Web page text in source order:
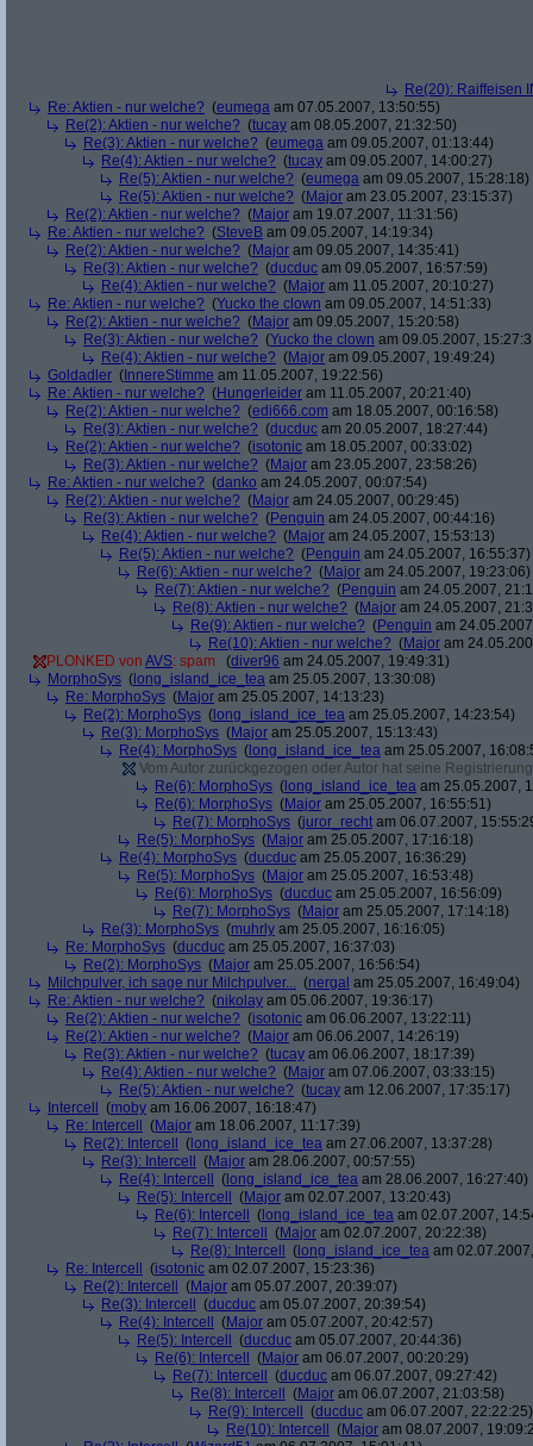
Re(20): Raiffeisen
Re: Aktien - nur welche? (eumega am 07.05.2007, 13:50:55)
Re(2): Aktien - nur welche? (tucay am 08.05.2007, 21:32:50)
Re(3): Aktien - nur welche? (eumega am 09.05.2007, 01:13:44)
Re(4): Aktien - nur welche? (tucay am 09.05.2007, 14:00:27)
Re(5): Aktien - nur welche? (eumega am 09.05.2007, 15:28:18)
Re(5): Aktien - nur welche? (Major am 23.05.2007, 23:15:37)
Re(2): Aktien - nur welche? (Major am 19.07.2007, 11:31:56)
Re: Aktien - nur welche? (SteveB am 09.05.2007, 14:19:34)
Re(2): Aktien - nur welche? (Major am 09.05.2007, 14:35:41)
Re(3): Aktien - nur welche? (ducduc am 09.05.2007, 16:57:59)
Re(4): Aktien - nur welche? (Major am 11.05.2007, 20:10:27)
Re: Aktien - nur welche? (Yucko the clown am 09.05.2007, 14:51:33)
Re(2): Aktien - nur welche? (Major am 09.05.2007, 15:20:58)
Re(3): Aktien - nur welche? (Yucko the clown am 09.05.2007,
Re(4): Aktien - nur welche? (Major am 09.05.2007, 19:49:24)
Goldadler ( InnereStimme am 11.05.2007, 19:22:56)
Re: Aktien - nur welche? (Hungerleider am 11.05.2007, 20:21:40)
Re(2): Aktien - nur welche? (edi666.com am 18.05.2007, 00:16:58)
Re(3): Aktien - nur welche? (ducduc am 20.05.2007, 18:27:44)
Re(2): Aktien - nur welche? (isotonic am 18.05.2007, 00:33:02)
Re(3): Aktien - nur welche? (Major am 23.05.2007, 23:58:26)
Re: Aktien - nur welche? (danko am 24.05.2007, 00:07:54)
Re(2): Aktien - nur welche? (Major am 24.05.2007, 00:29:45)
Re(3): Aktien - nur welche? (Penguin am 24.05.2007, 00:44:16)
Re(4): Aktien - nur welche? (Major am 24.05.2007, 15:53:13)
Re(5): Aktien - nur welche? (Penguin am 24.05.2007, 16:55:37)
Re(6): Aktien - nur welche? (Major am 24.05.2007, 19:23:06)
Re(7): Aktien - nur welche? (Penguin am 24.05.2007,
Re(8): Aktien - nur welche? (Major am 24.05.2007,
Re(9): Aktien - nur welche? (Penguin am
Re(10): Aktien - nur welche? (Major am
PLONKED von AVS: spam (diver96 am 24.05.2007, 19:49:31)
MorphoSys ( long_island_ice_tea am 25.05.2007, 13:30:08)
Re: MorphoSys (Major am 25.05.2007, 14:13:23)
Re(2): MorphoSys ( long_island_ice_tea am 25.05.2007, 14:23:54)
Re(3): MorphoSys (Major am 25.05.2007, 15:13:43)
Re(4): MorphoSys ( long_island_ice_tea am 25.05.2007,
Vom Autor zurückgezogen oder Autor hat seine
Re(6): MorphoSys ( long_island_ice_tea am 25.05.2007,
Re(6): MorphoSys (Major am 25.05.2007, 16:55:51)
Re(7): MorphoSys (juror_recht am 06.07.2007,
Re(5): MorphoSys (Major am 25.05.2007, 17:16:18)
Re(4): MorphoSys (ducduc am 25.05.2007, 16:36:29)
Re(5): MorphoSys (Major am 25.05.2007, 16:53:48)
Re(6): MorphoSys (ducduc am 25.05.2007, 16:56:09)
Re(7): MorphoSys (Major am 25.05.2007, 17:14:18)
Re(3): MorphoSys (muhrly am 25.05.2007, 16:16:05)
Re: MorphoSys (ducduc am 25.05.2007, 16:37:03)
Re(2): MorphoSys (Major am 25.05.2007, 16:56:54)
Milchpulver, ich sage nur Milchpulver... (nergal am 25.05.2007, 16:49:04)
Re: Aktien - nur welche? (nikolay am 05.06.2007, 19:36:17)
Re(2): Aktien - nur welche? (isotonic am 06.06.2007, 13:22:11)
Re(2): Aktien - nur welche? (Major am 06.06.2007, 14:26:19)
Re(3): Aktien - nur welche? (tucay am 06.06.2007, 18:17:39)
Re(4): Aktien - nur welche? (Major am 07.06.2007, 03:33:15)
Re(5): Aktien - nur welche? (tucay am 12.06.2007, 17:35:17)
Intercell
(moby am 16.06.2007, 16:18:47)
Re: Intercell
(Major am 18.06.2007, 11:17:39)
Re(2): Intercell
( long_island_ice_tea am 27.06.2007, 13:37:28)
Re(3): Intercell
(Major am 28.06.2007, 00:57:55)
Re(4): Intercell
( long_island_ice_tea am 28.06.2007, 16:27:40)
Re(5): Intercell
(Major am 02.07.2007, 13:20:43)
Re(6): Intercell
( long_island_ice_tea am 02.07.2007,
Re(7): Intercell
(Major am 02.07.2007, 20:22:38)
Re(8): Intercell
( long_island_ice_tea am
Re: Intercell
(isotonic am 02.07.2007, 15:23:36)
Re(2): Intercell
(Major am 05.07.2007, 20:39:07)
Re(3): Intercell
(ducduc am 05.07.2007, 20:39:54)
Re(4): Intercell
(Major am 05.07.2007, 20:42:57)
Re(5): Intercell
(ducduc am 05.07.2007, 20:44:36)
Re(6): Intercell
(Major am 06.07.2007, 00:20:29)
Re(7): Intercell
(ducduc am 06.07.2007, 09:27:42)
Re(8): Intercell
(Major am 06.07.2007, 21:03:58)
Re(9): Intercell
(ducduc am 06.07.2007, 22:22:25)
Re(10): Intercell
(Major am 08.07.2007,